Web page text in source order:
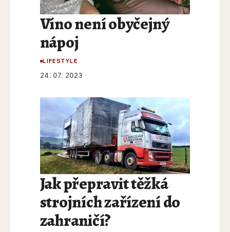
Víno není obyčejný
nápoj
LIFESTYLE
24. 07. 2023
Jak přepravit těžká
strojních zařízení do
zahraničí?